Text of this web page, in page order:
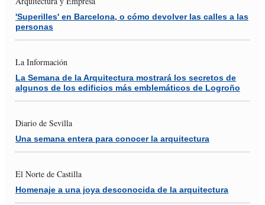
'Superilles' en Barcelona, o cómo devolver las calles a las
personas
La Información
La Semana de la Arquitectura mostrará los secretos de
algunos de los edificios más emblemáticos de Logroño
Diario de Sevilla
Una semana entera para conocer la arquitectura
El Norte de Castilla
Homenaje a una joya desconocida de la arquitectura